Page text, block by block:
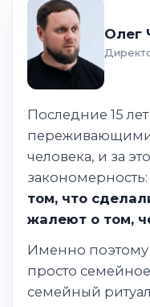
Олег
Последние 15
переживающими
человека, и за
закономерность:
том, что
жалеют о том,
Именно
просто
семейный